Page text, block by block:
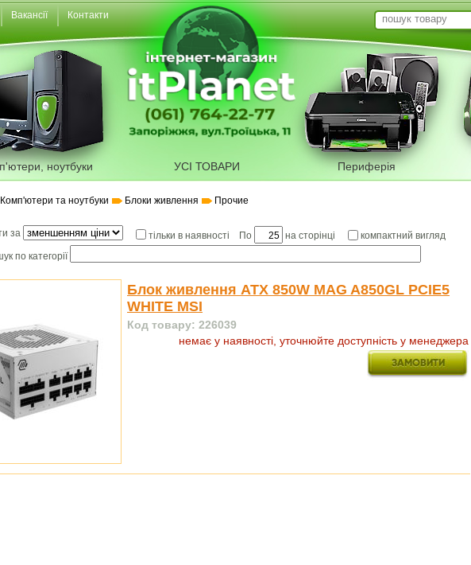
Вакансії Контакти
ноутбуки УСІ ТОВАРИ Периферія
Комп'ютери та ноутбуки Блоки живлення Прочие
за тільки в наявності По на сторінці
компактний вигляд
по категорії
Блок живлення ATX 850W MAG A850GL PCIE5
WHITE MSI
Код товару: 226039
немає у наявності, уточнюйте доступність у менеджера